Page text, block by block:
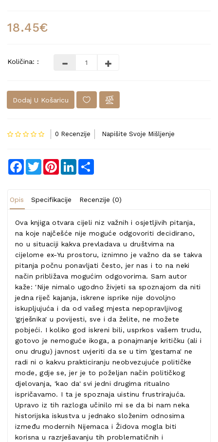
18.45€
Količina: :
Dodaj U Košaricu
0 Recenzije Napišite Svoje Mišljenje
Facebook
TwitterPinterestLinkedIn
Opis Specifikacije Recenzije (0)
Ova knjiga otvara cijeli niz važnih i osjetljivih pitanja,
na koje najčešće nije moguće odgovoriti decidirano,
no u situaciji kakva prevladava u društvima na
cijelome ex-Yu prostoru, iznimno je važno da se takva
pitanja počnu ponavljati često, jer nas i to na neki
način približava mogućim odgovorima. Sam autor
kaže: 'Nije nimalo ugodno živjeti sa spoznajom da niti
jedna riječ kajanja, iskrene isprike nije dovoljno
iskupljujuća i da od vašeg mjesta nepopravljivog
'grješnika' u povijesti, sve i da želite, ne možete
pobjeći. I koliko god iskreni bili, usprkos vašem trudu,
gotovo je nemoguće ikoga, a ponajmanje kritičku (ali i
onu drugu) javnost uvjeriti da se u tim 'gestama' ne
radi ni o kakvu prakticiranju neobvezujuće političke
mode, gdje se, jer je to poželjan način političkog
djelovanja, 'kao da' svi jedni drugima ritualno
ispričavamo. I ta je spoznaja uistinu frustrirajuća.
Upravo iz tih razloga učinilo mi se da bi nam neka
historijska iskustva u jednako složenim odnosima
između modernih Nijemaca i Židova mogla biti
korisna u razrješavanju tih problematičnih i